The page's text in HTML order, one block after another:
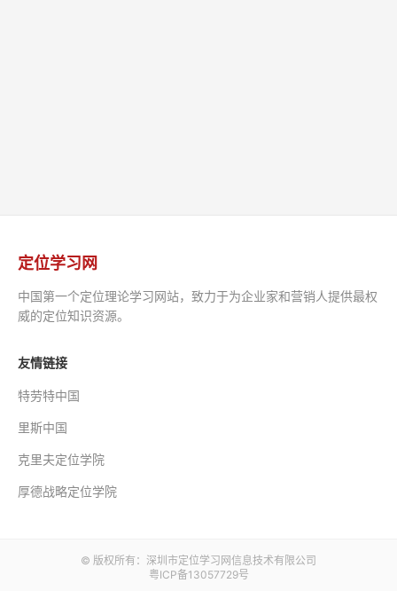
定位学习网
中国第一个定位理论学习网站，致力于为企业家和营销人提供最权
威的定位知识资源。
友情链接
特劳特中国
里斯中国
克里夫定位学院
厚德战略定位学院
© 版权所有：深圳市定位学习网信息技术有限公司
粤ICP备13057729号